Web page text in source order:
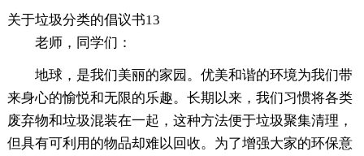
关于垃圾分类的倡议书13
老师，同学们：
地球，是我们美丽的家园。优美和谐的环境为我们带
来身心的愉悦和无限的乐趣。长期以来，我们习惯将各类
废弃物和垃圾混装在一起，这种方法便于垃圾聚集清理，
但具有可利用的物品却难以回收。为了增强大家的环保意